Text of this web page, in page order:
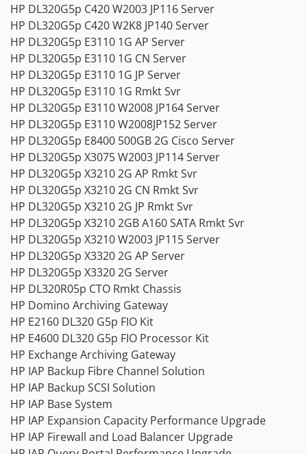
HP DL320G5p C420 W2003 JP116 Server
HP DL320G5p C420 W2K8 JP140 Server
HP DL320G5p E3110 1G AP Server
HP DL320G5p E3110 1G CN Server
HP DL320G5p E3110 1G JP Server
HP DL320G5p E3110 1G Rmkt Svr
HP DL320G5p E3110 W2008 JP164 Server
HP DL320G5p E3110 W2008JP152 Server
HP DL320G5p E8400 500GB 2G Cisco Server
HP DL320G5p X3075 W2003 JP114 Server
HP DL320G5p X3210 2G AP Rmkt Svr
HP DL320G5p X3210 2G CN Rmkt Svr
HP DL320G5p X3210 2G JP Rmkt Svr
HP DL320G5p X3210 2GB A160 SATA Rmkt Svr
HP DL320G5p X3210 W2003 JP115 Server
HP DL320G5p X3320 2G AP Server
HP DL320G5p X3320 2G Server
HP DL320R05p CTO Rmkt Chassis
HP Domino Archiving Gateway
HP E2160 DL320 G5p FIO Kit
HP E4600 DL320 G5p FIO Processor Kit
HP Exchange Archiving Gateway
HP IAP Backup Fibre Channel Solution
HP IAP Backup SCSI Solution
HP IAP Base System
HP IAP Expansion Capacity Performance Upgrade
HP IAP Firewall and Load Balancer Upgrade